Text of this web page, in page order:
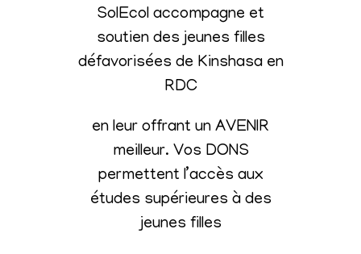
SolEcol accompagne et
soutien des jeunes filles
défavorisées de Kinshasa en
RDC
en leur offrant un AVENIR
meilleur. Vos DONS
permettent l’accès aux
études supérieures à des
jeunes filles